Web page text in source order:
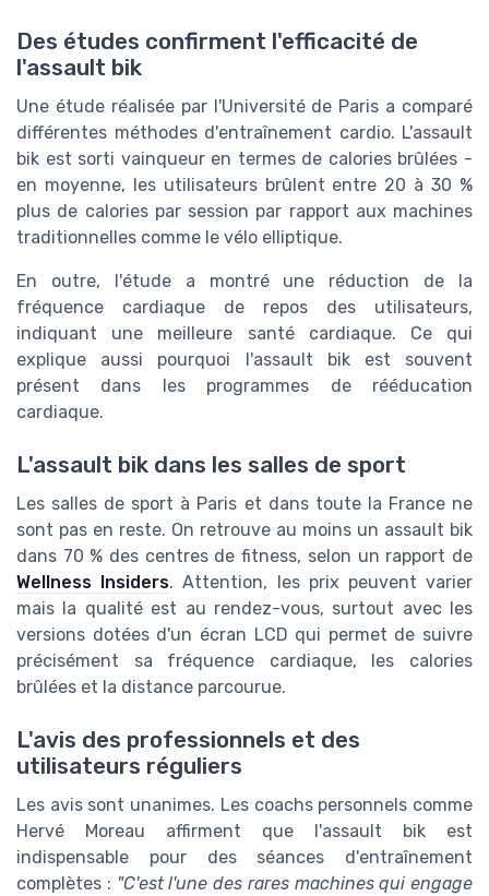
Des études confirment l'efficacité de
l'assault bik
Une étude réalisée par l'Université de Paris a comparé
différentes méthodes d'entraînement cardio. L'assault
bik est sorti vainqueur en termes de calories brûlées -
en moyenne, les utilisateurs brûlent entre 20 à 30 %
plus de calories par session par rapport aux machines
traditionnelles comme le vélo elliptique.
En outre, l'étude a montré une réduction de la
fréquence cardiaque de repos des utilisateurs,
indiquant une meilleure santé cardiaque. Ce qui
explique aussi pourquoi l'assault bik est souvent
présent dans les programmes de rééducation
cardiaque.
L'assault bik dans les salles de sport
Les salles de sport à Paris et dans toute la France ne
sont pas en reste. On retrouve au moins un assault bik
dans 70 % des centres de fitness, selon un rapport de
Wellness Insiders. Attention, les prix peuvent varier
mais la qualité est au rendez-vous, surtout avec les
versions dotées d'un écran LCD qui permet de suivre
précisément sa fréquence cardiaque, les calories
brûlées et la distance parcourue.
L'avis des professionnels et des
utilisateurs réguliers
Les avis sont unanimes. Les coachs personnels comme
Hervé Moreau affirment que l'assault bik est
indispensable pour des séances d'entraînement
complètes : "C'est l'une des rares machines qui engage